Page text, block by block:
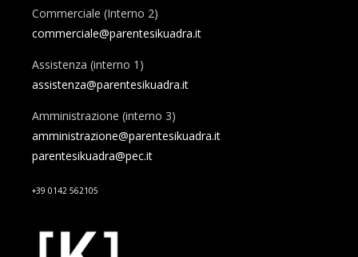
Commerciale (Interno 2)
commerciale@parentesikuadra.it
Assistenza (interno 1)
assistenza@parentesikuadra.it
Amministrazione (interno 3)
amministrazione@parentesikuadra.it
parentesikuadra@pec.it
+39 0142 562105